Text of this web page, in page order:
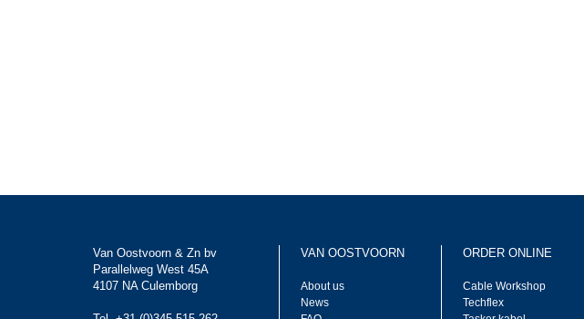
Van Oostvoorn & Zn bv
Parallelweg West 45A
4107 NA Culemborg
VAN OOSTVOORN
About us
News
ORDER ONLINE
Cable Workshop
Techflex